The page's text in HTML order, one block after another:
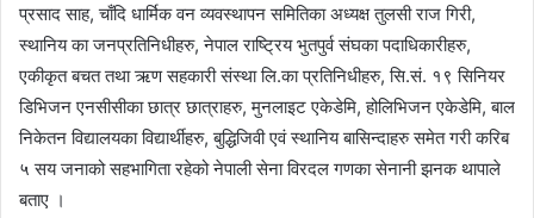
प्रसाद साह, चाँदि धार्मिक वन व्यवस्थापन समितिका अध्यक्ष तुलसी राज गिरी,
स्थानिय का जनप्रतिनिधीहरु, नेपाल राष्ट्रिय भुतपुर्व संघका पदाधिकारीहरु,
एकीकृत बचत तथा ऋण सहकारी संस्था लि.का प्रतिनिधीहरु, सि.सं. १९ सिनियर
डिभिजन एनसीसीका छात्र छात्राहरु, मुनलाइट एकेडेमि, होलिभिजन एकेडेमि, बाल
निकेतन विद्यालयका विद्यार्थीहरु, बुद्धिजिवी एवं स्थानिय बासिन्दाहरु समेत गरी करिब
५ सय जनाको सहभागिता रहेको नेपाली सेना विरदल गणका सेनानी झनक थापाले
बताए ।